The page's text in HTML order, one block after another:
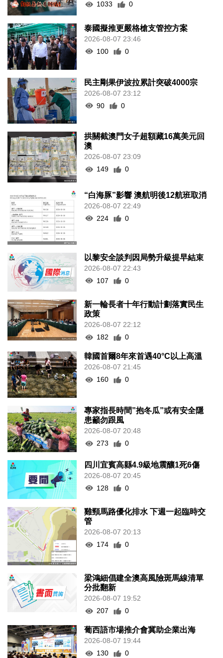
1033 0
泰國擬推更嚴格槍支管控方案
2026-08-07 23:46
100
0
民主剛果伊波拉累計突破4000宗
2026-08-07 23:12
90
0
拱關截澳門女子超額藏16萬美元回
澳
2026-08-07 23:09
149
0
“白海豚”影響 澳航明後12航班取消
2026-08-07 22:49
224
0
以黎安全談判因局勢升級提早結束
2026-08-07 22:43
107
0
新一輪長者十年行動計劃落實民生
政策
2026-08-07 22:12
182
0
韓國首爾8年來首遇40°C以上高溫
2026-08-07 21:45
160
0
專家指長時間”抱冬瓜”或有安全隱
患籲勿跟風
2026-08-07 20:48
273
0
四川宜賓高縣4.9級地震釀1死6傷
2026-08-07 20:45
128
0
雞頸馬路優化排水 下週一起臨時交
管
2026-08-07 20:13
174
0
梁鴻細倡建全澳高風險斑馬線清單
分批翻新
2026-08-07 19:52
207
0
葡西語市場推介會冀助企業出海
2026-08-07 19:44
130
0